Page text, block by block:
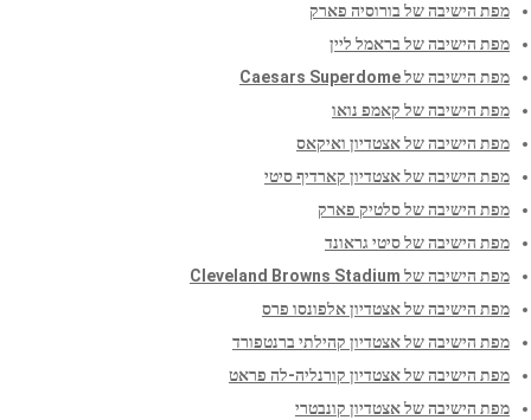
מפת הישיבה של בורוסיה פארק
מפת הישיבה של בראמל ליין
מפת הישיבה של Caesars Superdome
מפת הישיבה של קאמפ נואו
מפת הישיבה של אצטדיון ואיקאס
מפת הישיבה של אצטדיון קארדיף סיטי
מפת הישיבה של סלטיק פארק
מפת הישיבה של סיטי גראונד
מפת הישיבה של Cleveland Browns Stadium
מפת הישיבה של אצטדיון אלפונסו פרס
מפת הישיבה של אצטדיון קהילתי ברנטפורד
מפת הישיבה של אצטדיון קורנליה-לה פראט
מפת הישיבה של אצטדיון קונבטרי